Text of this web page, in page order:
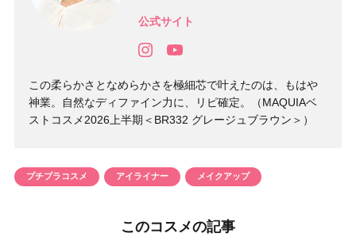
公式サイト
この柔らかさとなめらかさを極細芯で叶えたのは、もはや
神業。自然なディファイン力に、リピ確定。（MAQUIAベ
ストコスメ2026上半期＜BR332 グレージュブラウン＞）
プチプラコスメ アイライナー メイクアップ
このコスメの記事